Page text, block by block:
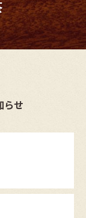
らせ